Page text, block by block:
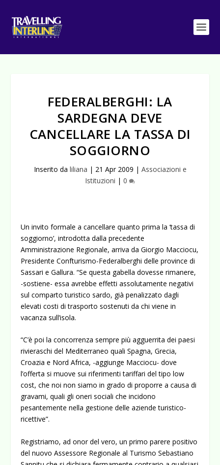
FEDERALBERGHI: LA
SARDEGNA DEVE
CANCELLARE LA TASSA DI
SOGGIORNO
Inserito da liliana | 21 Apr 2009 | Associazioni e
Istituzioni | 0
Un invito formale a cancellare quanto prima la ‘tassa di
soggiorno’, introdotta dalla precedente
Amministrazione Regionale, arriva da Giorgio Macciocu,
Presidente Confturismo-Federalberghi delle province di
Sassari e Gallura. “Se questa gabella dovesse rimanere,
-sostiene- essa avrebbe effetti assolutamente negativi
sul comparto turistico sardo, già penalizzato dagli
elevati costi di trasporto sostenuti da chi viene in
vacanza sull’isola.
“C’è poi la concorrenza sempre più agguerrita dei paesi
rivieraschi del Mediterraneo quali Spagna, Grecia,
Croazia e Nord Africa, -aggiunge Macciocu- dove
l’offerta si muove sui riferimenti tariffari del tipo low
cost, che noi non siamo in grado di proporre a causa di
gravami, quali gli oneri sociali che incidono
pesantemente nella gestione delle aziende turistico-
ricettive”.
Registriamo, ad onor del vero, un primo parere positivo
del nuovo Assessore Regionale al Turismo Sebastiano